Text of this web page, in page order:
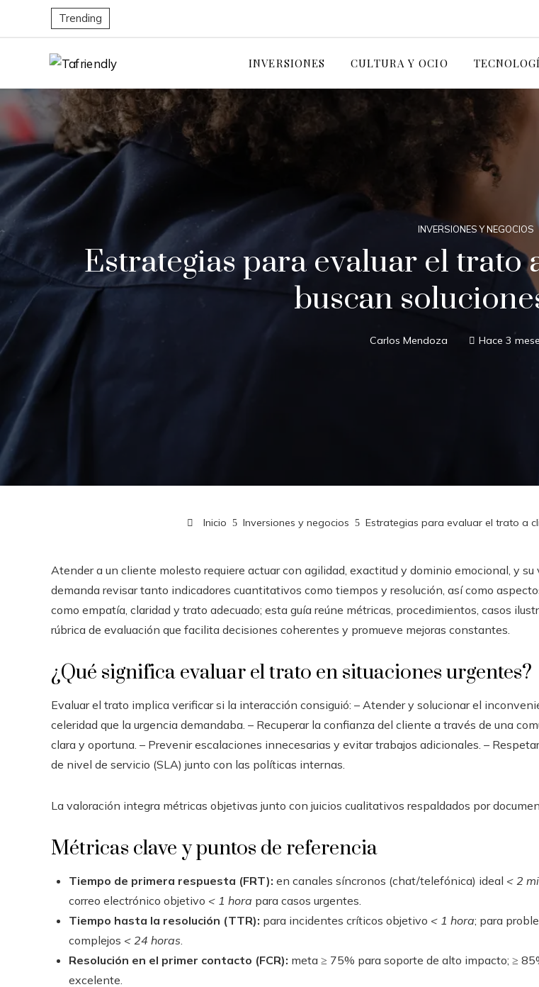
Trending
INVERSIONES CULTURA Y OCIO
INVERSIONES Y NEGOCIOS
Estrategias para evaluar el trato
buscan
Carlos Mendoza Hace 3
Inicio Inversiones y negocios Estrategias para evaluar el trato a
Atender a un cliente molesto requiere actuar con agilidad, exactitud y dominio emocional, y su
demanda revisar tanto indicadores cuantitativos como tiempos y resolución, así como
como empatía, claridad y trato adecuado; esta guía reúne métricas, procedimientos, casos
rúbrica de evaluación que facilita decisiones coherentes y promueve mejoras constantes.
¿Qué significa evaluar el trato en situaciones urgentes?
Evaluar el trato implica verificar si la interacción consiguió: – Atender y solucionar el
celeridad que la urgencia demandaba. – Recuperar la confianza del cliente a través de una
clara y oportuna. – Prevenir escalaciones innecesarias y evitar trabajos adicionales. –
de nivel de servicio (SLA) junto con las políticas internas.
La valoración integra métricas objetivas junto con juicios cualitativos respaldados por
Métricas clave y puntos de referencia
Tiempo de primera respuesta (FRT): en canales síncronos (chat/telefónica) ideal < 2
correo electrónico objetivo < 1 hora para casos urgentes.
Tiempo hasta la resolución (TTR): para incidentes críticos objetivo < 1 hora; para
complejos < 24 horas.
Resolución en el primer contacto (FCR): meta ≥ 75% para soporte de alto impacto; ≥
excelente.